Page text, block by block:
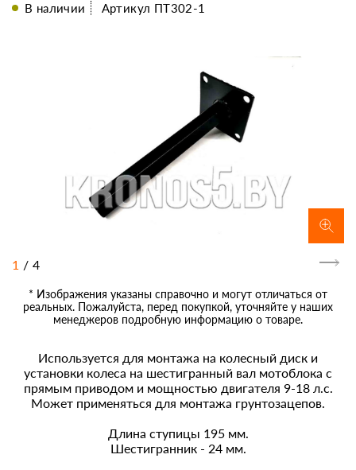
В наличии Артикул ПТ302-1
1 / 4
* Изображения указаны справочно и могут отличаться от
реальных. Пожалуйста, перед покупкой, уточняйте у наших
менеджеров подробную информацию о товаре.
Используется для монтажа на колесный диск и
установки колеса на шестигранный вал мотоблока с
прямым приводом и мощностью двигателя 9-18 л.с.
Может применяться для монтажа грунтозацепов.
Длина ступицы 195 мм.
Шестигранник - 24 мм.